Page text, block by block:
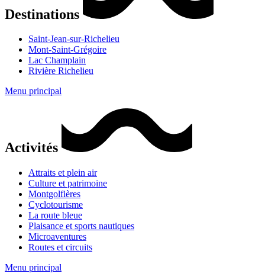
Destinations
Saint-Jean-sur-Richelieu
Mont-Saint-Grégoire
Lac Champlain
Rivière Richelieu
Menu principal
Activités
Attraits et plein air
Culture et patrimoine
Montgolfières
Cyclotourisme
La route bleue
Plaisance et sports nautiques
Microaventures
Routes et circuits
Menu principal